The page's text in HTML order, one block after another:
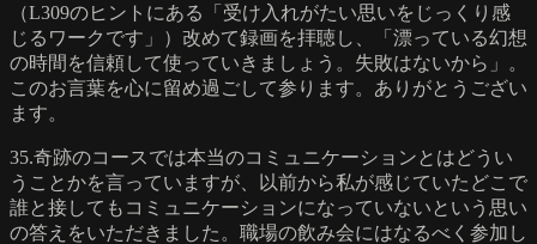
（L309のヒントにある「受け入れがたい思いをじっくり感
じるワークです」）改めて録画を拝聴し、「漂っている幻想
の時間を信頼して使っていきましょう。失敗はないから」。
このお言葉を心に留め過ごして参ります。ありがとうござい
ます。
35.奇跡のコースでは本当のコミュニケーションとはどうい
うことかを言っていますが、以前から私が感じていたどこで
誰と接してもコミュニケーションになっていないという思い
の答えをいただきました。職場の飲み会にはなるべく参加し